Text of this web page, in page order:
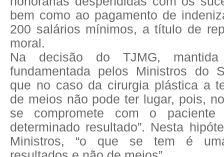
bem como ao pagamento de
200 salários mínimos, a título de
moral.
Na decisão do TJMG,
fundamentada pelos Ministros do
que no caso da cirurgia plástica a
de meios não pode ter lugar, pois,
se compromete com o
determinado resultado”. Nesta
Ministros, “o que se tem é